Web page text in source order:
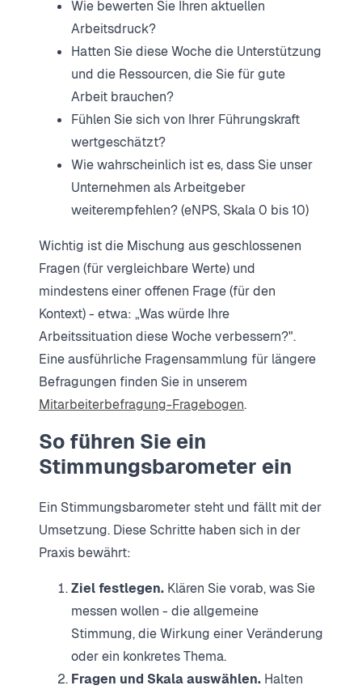
Wie bewerten Sie Ihren aktuellen
Arbeitsdruck?
Hatten Sie diese Woche die Unterstützung
und die Ressourcen, die Sie für gute
Arbeit brauchen?
Fühlen Sie sich von Ihrer Führungskraft
wertgeschätzt?
Wie wahrscheinlich ist es, dass Sie unser
Unternehmen als Arbeitgeber
weiterempfehlen? (eNPS, Skala 0 bis 10)
Wichtig ist die Mischung aus geschlossenen
Fragen (für vergleichbare Werte) und
mindestens einer offenen Frage (für den
Kontext) - etwa: „Was würde Ihre
Arbeitssituation diese Woche verbessern?".
Eine ausführliche Fragensammlung für längere
Befragungen finden Sie in unserem
Mitarbeiterbefragung-Fragebogen.
So führen Sie ein
Stimmungsbarometer ein
Ein Stimmungsbarometer steht und fällt mit der
Umsetzung. Diese Schritte haben sich in der
Praxis bewährt:
Ziel festlegen. Klären Sie vorab, was Sie
messen wollen - die allgemeine
Stimmung, die Wirkung einer Veränderung
oder ein konkretes Thema.
Fragen und Skala auswählen. Halten